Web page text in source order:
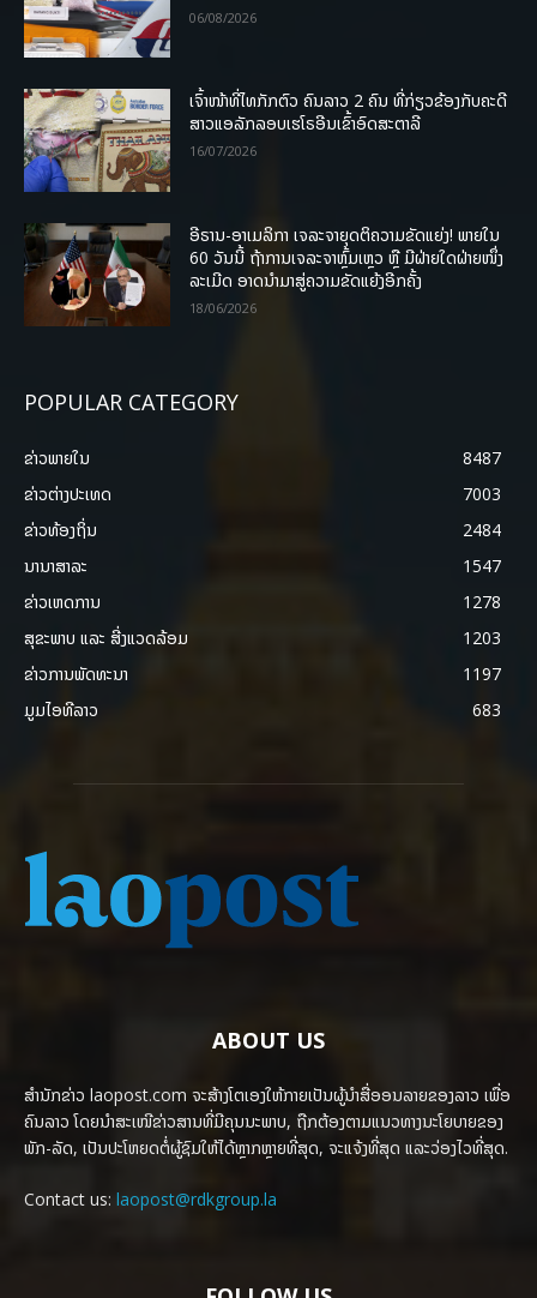
06/08/2026
ເຈົ້າໜ້າທີ່ໄທກັກຕົວ ຄົນລາວ 2 ຄົນ ທີ່ກ່ຽວຂ້ອງກັບຄະດີ
ສາວແອລັກລອບເຮໂຣອີນເຂົ້າອົດສະຕາລີ
16/07/2026
ອີຣານ-ອາເມລິກາ ເຈລະຈາຍຸດຕິຄວາມຂັດແຍ່ງ! ພາຍໃນ
60 ວັນນີ້ ຖ້າການເຈລະຈາຫຼົ້ມເຫຼວ ຫຼື ມີຝ່າຍໃດຝ່າຍໜຶ່ງ
ລະເມີດ ອາດນໍາມາສູ່ຄວາມຂັດແຍ້ງອີກຄັ້ງ
18/06/2026
POPULAR CATEGORY
ຂ່າວພາຍ​ໃນ
8487
ຂ່າວຕ່າງປະເທດ
7003
ຂ່າວທ້ອງຖິ່ນ
2484
ນານາສາລະ
1547
ຂ່າວເຫດການ
1278
ສຸຂະພາບ ແລະ ສີ່ງແວດລ້ອມ
1203
ຂ່າວການພັດທະນາ
1197
ມູມໄອທີລາວ
683
ABOUT US
ສຳນັກຂ່າວ laopost.com ຈະສ້າງໂຕເອງໃຫ້ກາຍເປັນຜູ້ນຳສື່ອອນລາຍຂອງລາວ ເພື່ອ
ຄົນລາວ ໂດຍນຳສະເໜີຂ່າວສານທີ່ມີຄຸນນະພາບ, ຖືກຕ້ອງຕາມແນວທາງນະໂຍບາຍຂອງ
ພັກ-ລັດ, ເປັນປະໂຫຍດຕໍ່ຜູ້ຊົມໃຫ້ໄດ້ຫຼາກຫຼາຍທີ່ສຸດ, ຈະແຈ້ງທີ່ສຸດ ແລະວ່ອງໄວທີ່ສຸດ.
Contact us: laopost@rdkgroup.la